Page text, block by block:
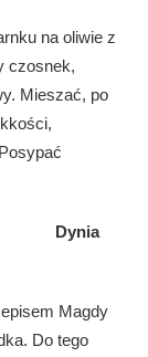
na oliwie z
czosnek,
Mieszać, po
Dynia
Magdy
Do tego